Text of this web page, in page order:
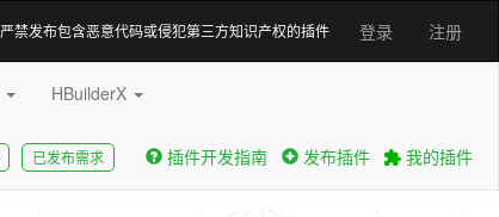
登录 注册
严禁发布包含恶意代码或侵犯第三方知识产权的插件
HBuilderX
已发布需求 插件开发指南 发布插件 我的插件